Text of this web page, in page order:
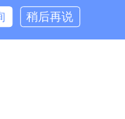
稍后再说